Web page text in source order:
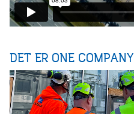
DET ER ONE COMPANY